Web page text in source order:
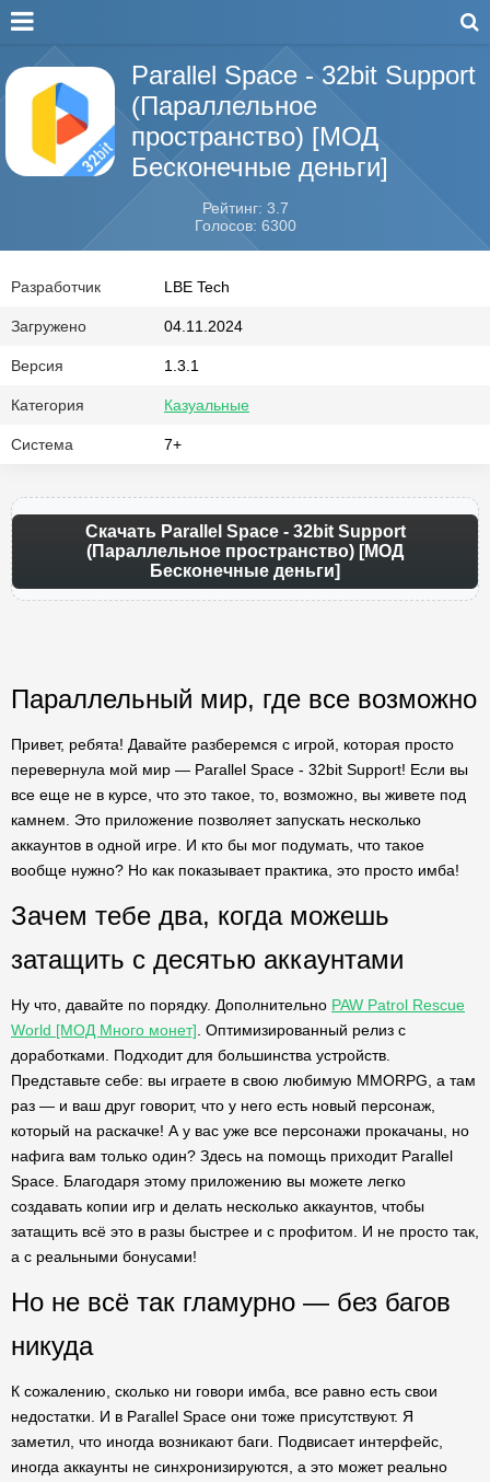
Parallel Space - 32bit Support
(Параллельное
пространство) [МОД
Бесконечные деньги]
Рейтинг: 3.7
Голосов: 6300
Разработчик LBE Tech
Загружено 04.11.2024
Версия 1.3.1
Категория Казуальные
Система 7+
Скачать Parallel Space - 32bit Support
(Параллельное пространство) [МОД
Бесконечные деньги]
Параллельный мир, где все возможно
Привет, ребята! Давайте разберемся с игрой, которая просто
перевернула мой мир — Parallel Space - 32bit Support! Если вы
все еще не в курсе, что это такое, то, возможно, вы живете под
камнем. Это приложение позволяет запускать несколько
аккаунтов в одной игре. И кто бы мог подумать, что такое
вообще нужно? Но как показывает практика, это просто имба!
Зачем тебе два, когда можешь
затащить с десятью аккаунтами
Ну что, давайте по порядку. Дополнительно PAW Patrol Rescue
World [МОД Много монет] . Оптимизированный релиз с
доработками. Подходит для большинства устройств.
Представьте себе: вы играете в свою любимую MMORPG, а там
раз — и ваш друг говорит, что у него есть новый персонаж,
который на раскачке! А у вас уже все персонажи прокачаны, но
нафига вам только один? Здесь на помощь приходит Parallel
Space. Благодаря этому приложению вы можете легко
создавать копии игр и делать несколько аккаунтов, чтобы
затащить всё это в разы быстрее и с профитом. И не просто так,
а с реальными бонусами!
Но не всё так гламурно — без багов
никуда
К сожалению, сколько ни говори имба, все равно есть свои
недостатки. И в Parallel Space они тоже присутствуют. Я
заметил, что иногда возникают баги. Подвисает интерфейс,
иногда аккаунты не синхронизируются, а это может реально